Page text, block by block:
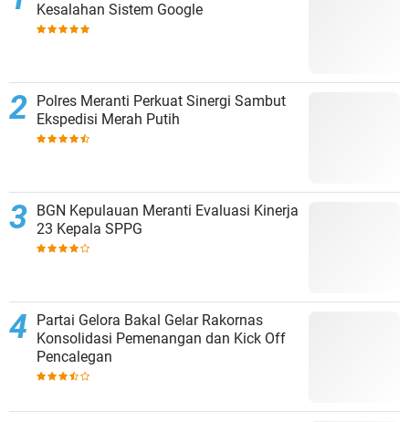
Kesalahan Sistem Google
Polres Meranti Perkuat Sinergi Sambut
Ekspedisi Merah Putih
BGN Kepulauan Meranti Evaluasi Kinerja
23 Kepala SPPG
Partai Gelora Bakal Gelar Rakornas
Konsolidasi Pemenangan dan Kick Off
Pencalegan